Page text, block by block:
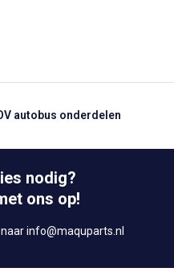
autobus onderdelen
nodig?
ons op!
info@maquparts.nl